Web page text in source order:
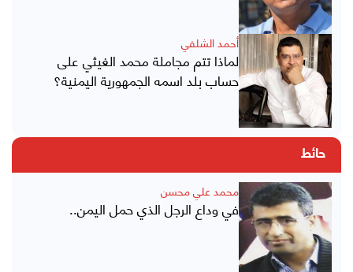
أحمد الشلفي
لماذا تتم مجاملة محمد الغيثي على
حساب بلد اسمه الجمهورية اليمنية؟
حائط
محمد علي محسن
في وداع الرجل الذي حمل اليمن..